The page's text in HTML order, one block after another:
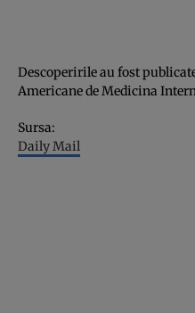
Descoperirile au fost
Americane de Medicina
Sursa:
Daily Mail